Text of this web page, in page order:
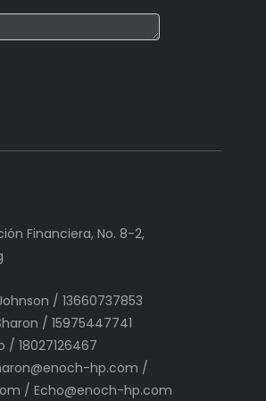
Financiera, No. 8-2,
/ 13660737853
/ 15975447741
/ 18027126467
hp.com /
/ Echo@enoch-hp.com